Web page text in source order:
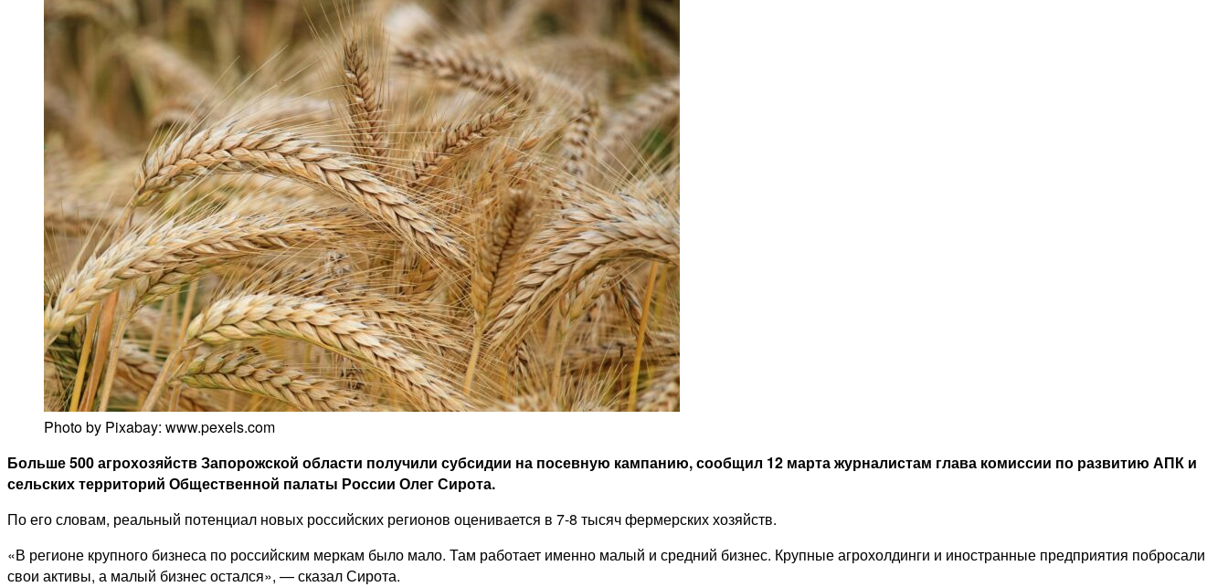
Photo by Pixabay: www.pexels.com
Больше 500 агрохозяйств Запорожской области получили субсидии на посевную кампанию, сообщил 12 марта журналистам глава комиссии по развитию АПК и
сельских территорий Общественной палаты России Олег Сирота.
По его словам, реальный потенциал новых российских регионов оценивается в 7-8 тысяч фермерских хозяйств.
«В регионе крупного бизнеса по российским меркам было мало. Там работает именно малый и средний бизнес. Крупные агрохолдинги и иностранные предприятия побросали
свои активы, а малый бизнес остался», — сказал Сирота.